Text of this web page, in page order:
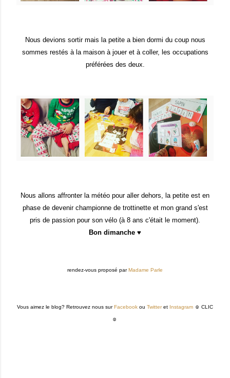
Nous devions sortir mais la petite a bien dormi du coup nous
sommes restés à la maison à jouer et à coller, les occupations
préférées des deux.
Nous allons affronterla météo pour aller dehors, la petite est en
phase de devenir championne de trottinette et mon grand s'est
pris de passion pour son vélo (à 8 ans c'était le moment).
Bon dimanche ♥
rendez-vous proposé parMadame Parle
Vous aimez le blog? Retrouvez nous surFacebook ou Twitteret Instagram ☺ CLIC
☺